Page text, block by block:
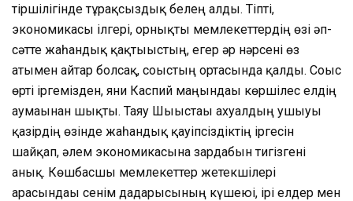
тіршілігінде тұрақсыздық белең алды. Тіпті,
экономикасы ілгері, орнықты мемлекеттердің өзі әп-
сәтте жаһандық қақтығыстың, егер әр нәрсені өз
атымен айтар болсақ, соғыстың ортасында қалды. Соғыс
өрті іргемізден, яғни Каспий маңындағы көршілес елдің
аумағынан шықты. Таяу Шығыстағы ахуалдың ушығуы
қазірдің өзінде жаһандық қауіпсіздіктің іргесін
шайқап, әлем экономикасына зардабын тигізгені
анық. Көшбасшы мемлекеттер жетекшілері
арасындағы сенім дағдарысының күшеюі, ірі елдер мен